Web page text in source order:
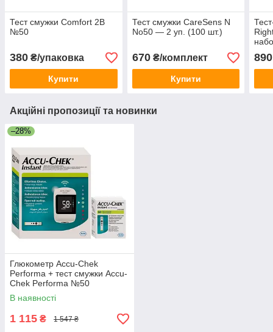
Тест смужки Comfort 2B
№50
380 ₴/упаковка
Купити
Тест смужки CareSens N
No50 — 2 уп. (100 шт.)
670₴/комплект
Купити
шт)
890
Акційні пропозиції та новинки
–28%
Глюкометр Accu-Chek
Performa + тест смужки Accu-
Chek Performa №50
В наявності
1 115 ₴ 1 547 ₴